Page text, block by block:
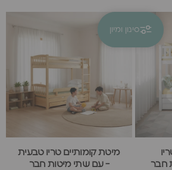
סינון ומיון
חבר
מיטת קומותיים טריו טבעית
- עם שתי מיטות חבר